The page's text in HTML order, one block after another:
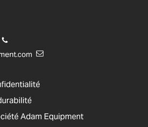
Adam Equipment